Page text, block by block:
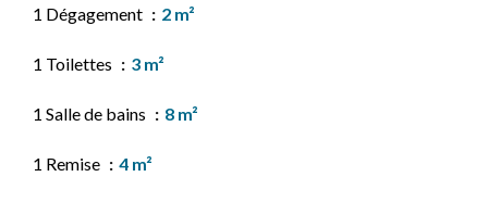
1 Dégagement 2 m²
1 Toilettes 3 m²
1 Salle de bains 8 m²
1 Remise 4 m²